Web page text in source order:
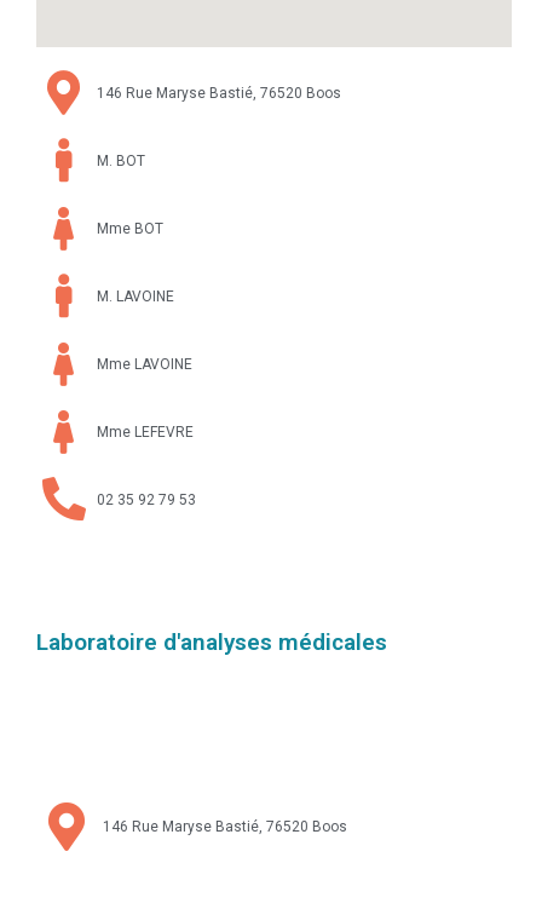
146 Rue Maryse Bastié, 76520 Boos
M. BOT
Mme BOT
M. LAVOINE
Mme LAVOINE
Mme LEFEVRE
02 35 92 79 53
Laboratoire d'analyses médicales
146 Rue Maryse Bastié, 76520 Boos